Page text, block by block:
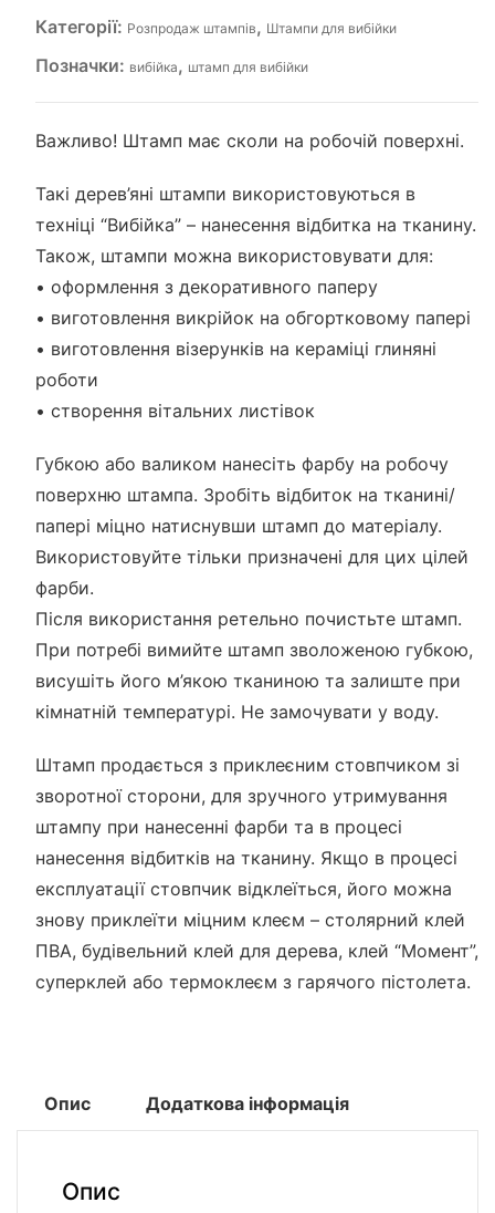
Категорії: Розпродаж штампів, Штампи для вибійки
Позначки: вибійка, штамп для вибійки
Важливо! Штамп має сколи на робочій поверхні.
Такі дерев’яні штампи використовуються в
техніці “Вибійка” – нанесення відбитка на тканину.
Також, штампи можна використовувати для:
• оформлення з декоративного паперу
• виготовлення викрійок на обгортковому папері
• виготовлення візерунків на кераміці глиняні
роботи
• створення вітальних листівок
Губкою або валиком нанесіть фарбу на робочу
поверхню штампа. Зробіть відбиток на тканині/
папері міцно натиснувши штамп до матеріалу.
Використовуйте тільки призначені для цих цілей
фарби.
Після використання ретельно почистьте штамп.
При потребі вимийте штамп зволоженою губкою,
висушіть його м’якою тканиною та залиште при
кімнатній температурі. Не замочувати у воду.
Штамп продається з приклеєним стовпчиком зі
зворотної сторони, для зручного утримування
штампу при нанесенні фарби та в процесі
нанесення відбитків на тканину. Якщо в процесі
експлуатації стовпчик відклеїться, його можна
знову приклеїти міцним клеєм – столярний клей
ПВА, будівельний клей для дерева, клей “Момент”,
суперклей або термоклеєм з гарячого пістолета.
Опис Додаткова інформація
Опис